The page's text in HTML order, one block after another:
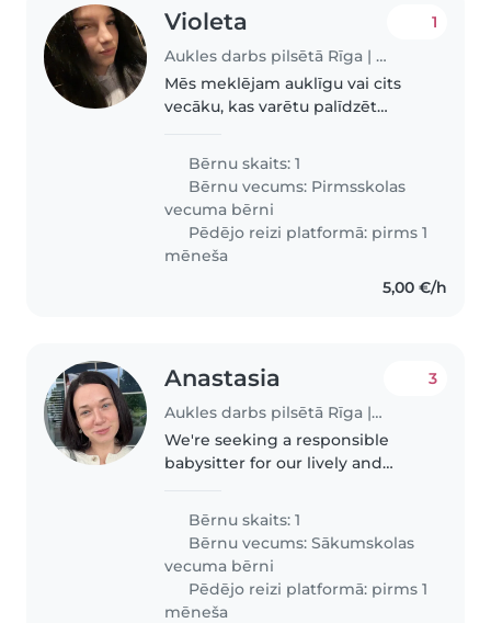
Violeta
Aukles darbs pilsētā Rīga | Babysits
1
Mēs meklējam auklīgu vai cits
vecāku, kas varētu palīdzēt
veco meitu. Viņa ir enerģisks,
sirsnīgs un draudzīgs.
Bērnu skaits: 1
Bērnu vecums: Pirmsskolas
vecuma bērni
Pēdējo reizi platformā: pirms 1
mēneša
5,00 €/h
Anastasia
Aukles darbs pilsētā Rīga | Babysits
3
We're seeking a responsible
babysitter for our lively and
loves to play and engage in
conversations, so someone who
enjoys interactive activities
would..
Bērnu skaits: 1
Bērnu vecums:Sākumskolas
vecuma bērni
Pēdējo reizi platformā: pirms 1
mēneša